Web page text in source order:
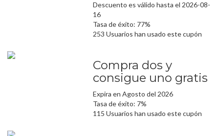
Descuento es válido hasta el 2026-08-
16
Tasa de éxito: 77%
253 Usuarios han usado este cupón
Compra dos y
consigue uno gratis
Expira en Agosto del 2026
Tasa de éxito: 7%
115 Usuarios han usado este cupón